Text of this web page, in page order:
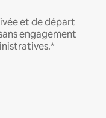
et de départ
engagement